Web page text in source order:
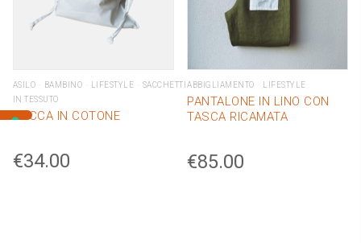
ASILO BAMBINO LIFESTYLE
SACCHETTI
IN TESSUTO
SACCA IN COTONE
€34.00
ABBIGLIAMENTO LIFESTYLE
PANTALONE IN LINO CON
TASCA RICAMATA
€85.00